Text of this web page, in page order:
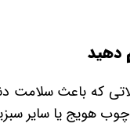
که باعث سلامت
چوب هویج یا سایر